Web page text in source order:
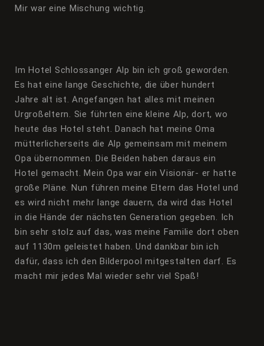
Mir war eine Mischung wichtig.
Im Hotel Schlossanger Alp bin ich groß geworden.
Es hat eine lange Geschichte, die über hundert
Jahre alt ist. Angefangen hat alles mit meinen
Urgroßeltern. Sie führten eine kleine Alp, dort, wo
heute das Hotel steht. Danach hat meine Oma
mütterlicherseits die Alp gemeinsam mit meinem
Opa übernommen. Die Beiden haben daraus ein
Hotel gemacht. Mein Opa war ein Visionär- er hatte
große Pläne. Nun führen meine Eltern das Hotel und
es wird nicht mehr lange dauern, da wird das Hotel
in die Hände der nächsten Generation gegeben. Ich
bin sehr stolz auf das, was meine Familie dort oben
auf 1130m geleistet haben. Und dankbar bin ich
dafür, dass ich den Bilderpool mitgestalten darf. Es
macht mir jedes Mal wieder sehr viel Spaß!